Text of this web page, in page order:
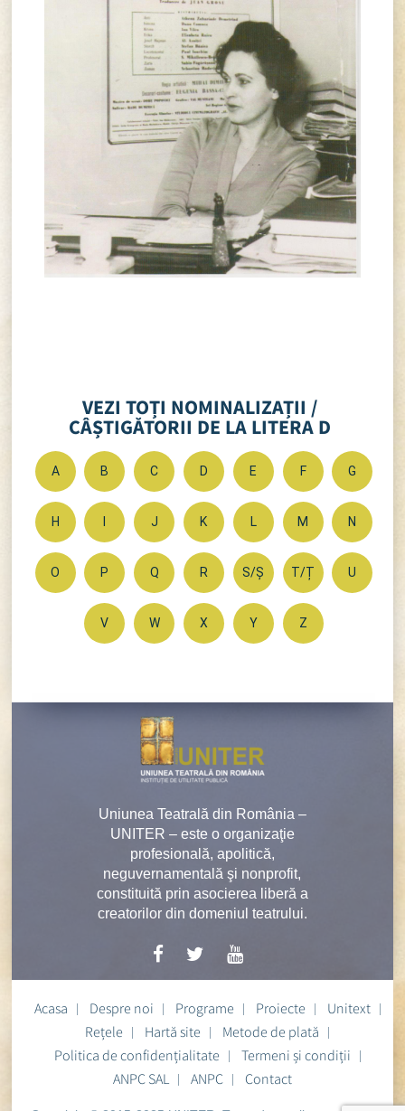
VEZI TOȚI NOMINALIZAȚII /
CÂȘTIGĂTORII DE LA LITERA D
A B C D E F G
H J K L M N
O P Q R S/Ș T/Ț U
V W X Y Z
Uniunea Teatrală din România –
UNITER – este o organizaţie
profesională, apolitică,
neguvernamentală şi nonprofit,
constituită prin asocierea liberă a
creatorilor din domeniul teatrului.
Acasa Despre noi Programe Proiecte
Unitext
Rețele
Hartă site
Metode de plată
Politica de confidențialitate
Termeni și condiții
ANPC SAL
ANPC Contact